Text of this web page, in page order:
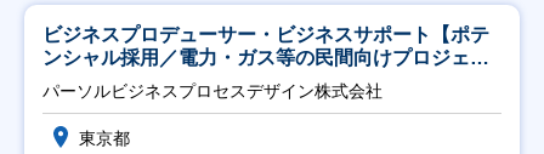
ビジネスプロデューサー・ビジネスサポート【ポテ
ンシャル採用／電力・ガス等の民間向けプロジェク
ト推進】
パーソルビジネスプロセスデザイン株式会社
東京都